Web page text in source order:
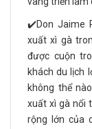
✔️Don Jaime
xuất xì gà
được cuộn
khách du lịch
không thể
xuất xì gà nổi
rộng lớn của